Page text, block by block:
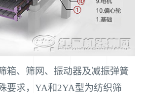
箱、筛网、振动器及减振弹簧
要求，YA和2YA型为纺织筛